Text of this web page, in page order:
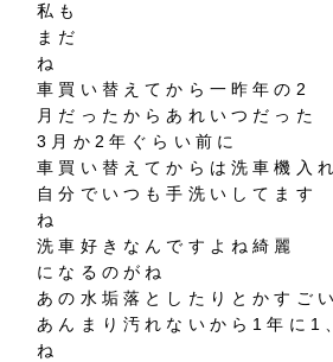
私も
まだ
ね
車買い替えてから一昨年の2
月だったからあれいつだった
3月か2年ぐらい前に
車買い替えてからは洗車機入
自分でいつも手洗いしてます
ね
洗車好きなんですよね綺麗
になるのがね
あの水垢落としたりとかすご
あんまり汚れないから1年に1
ね